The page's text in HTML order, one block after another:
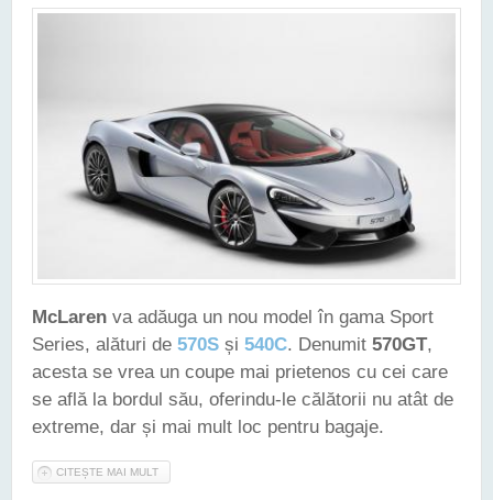
McLaren va adăuga un nou model în gama Sport
Series, alături de 570S și 540C. Denumit 570GT,
acesta se vrea un coupe mai prietenos cu cei care
se află la bordul său, oferindu-le călătorii nu atât de
extreme, dar și mai mult loc pentru bagaje.
CITEȘTE MAI MULT